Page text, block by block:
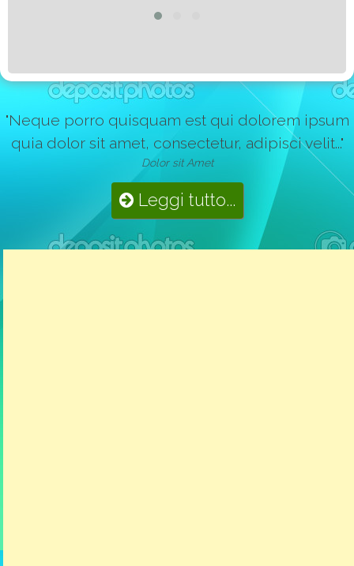
"Neque porro quisquam est qui dolorem ipsum
quia dolor sit amet, consectetur, adipisci velit..."
Dolor sit Amet
Leggi tutto...